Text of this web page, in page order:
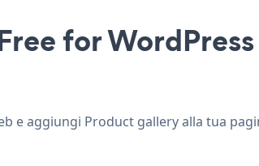
for WordPress
e aggiungi Product gallery alla tua